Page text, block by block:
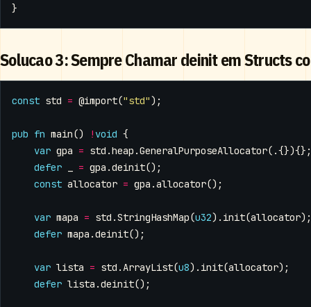
}
Solucao 3: Sempre Chamar deinit em Structs
const std = @import("std" );
pub fn main() ! void {
var gpa = std .heap .GeneralPurposeAllocator(.{}){};
defer
= gpa .deinit();
const allocator = gpa .allocator();
var mapa = std .StringHashMap(u32). init(allocator);
defer mapa .deinit();
var lista = std .ArrayList(u8). init(allocator);
defer lista .deinit();